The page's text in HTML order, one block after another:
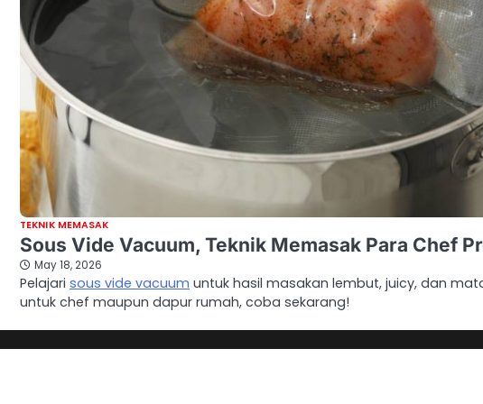
TEKNIK MEMASAK
Sous Vide Vacuum, Teknik Memasak Para Chef
May 18, 2026
Pelajari sous vide vacuum untuk hasil masakan lembut, juicy, dan
untuk chef maupun dapur rumah, coba sekarang!